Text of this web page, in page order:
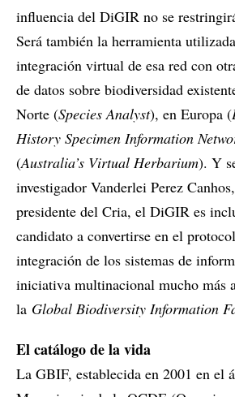
influencia del DiGIR no se
Será también la herramienta
integración virtual de esa red con
de datos sobre biodiversidad
Norte (Species Analyst), en Europa (
History Specimen Information
(Australia’s Virtual Herbarium). Y
investigador Vanderlei Perez
presidente del Cria, el DiGIR es
candidato a convertirse en el
integración de los sistemas de
iniciativa multinacional mucho más
la Global Biodiversity Information
El catálogo de la vida
La GBIF, establecida en 2001 en el